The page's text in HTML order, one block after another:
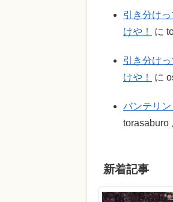
引き分け
けや！
に
引き分け
けや！
に
バンテリン
torasaburo
新着記事